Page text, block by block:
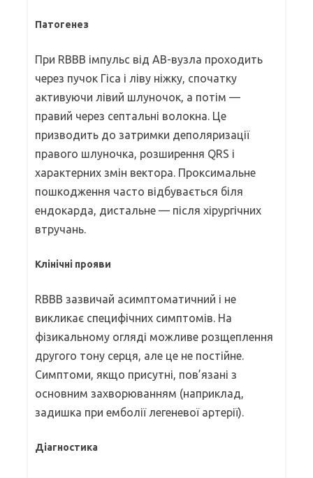
Патогенез
При RBBB імпульс від АВ-вузла проходить
через пучок Гіса і ліву ніжку, спочатку
активуючи лівий шлуночок, а потім —
правий через септальні волокна. Це
призводить до затримки деполяризації
правого шлуночка, розширення QRS і
характерних змін вектора. Проксимальне
пошкодження часто відбувається біля
ендокарда, дистальне — після хірургічних
втручань.
Клінічні прояви
RBBB зазвичай асимптоматичний і не
викликає специфічних симптомів. На
фізикальному огляді можливе розщеплення
другого тону серця, але це не постійне.
Симптоми, якщо присутні, пов’язані з
основним захворюванням (наприклад,
задишка при емболії легеневої артерії).
Діагностика